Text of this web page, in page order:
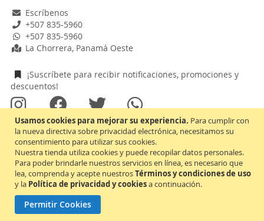
Usamos cookies para mejorar su experiencia. Para cumplir con
la nueva directiva sobre privacidad electrónica, necesitamos su
consentimiento para utilizar sus cookies.
Nuestra tienda utiliza cookies y puede recopilar datos personales.
Para poder brindarle nuestros servicios en línea, es necesario que
lea, comprenda y acepte nuestrosTérminos y condiciones de uso
y la Política de privacidad y cookiesa continuación.
Permitir Cookies
Escríbenos
+507 835-5960
+507 835-5960
La Chorrera, Panamá Oeste
¡Suscríbete para recibir notificaciones, promociones y
descuentos!
¡Aceptamos Mastercard y Visa!
Inscríbase
nuestro
boletín
Suscribirse
Soluciones de red e infraestructura